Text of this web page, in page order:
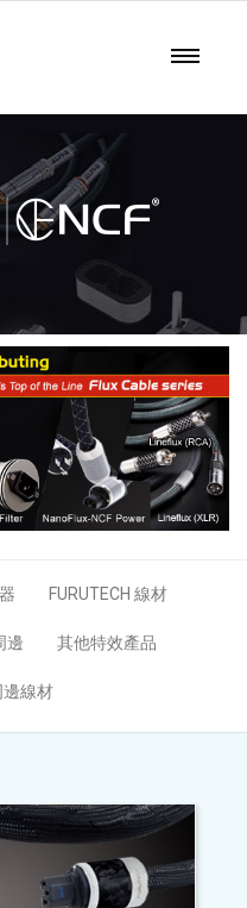
FURUTECH 線材
邊 其他特效產品
邊線材